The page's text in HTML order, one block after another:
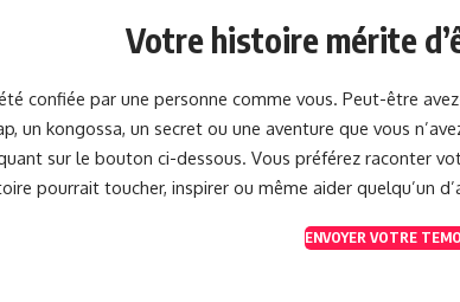
Votre histoire mérite
confiée par une personne comme vous. Peut-être
un kongossa, un secret ou une aventure que vous
sur le bouton ci-dessous. Vous préférez raconter
pourrait toucher, inspirer ou même aider quelqu’un
ENVOYER VOTRE